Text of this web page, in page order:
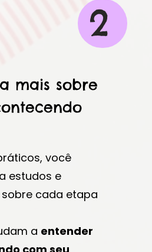
2
mais sobre
você
estudos e
cada etapa
a entender